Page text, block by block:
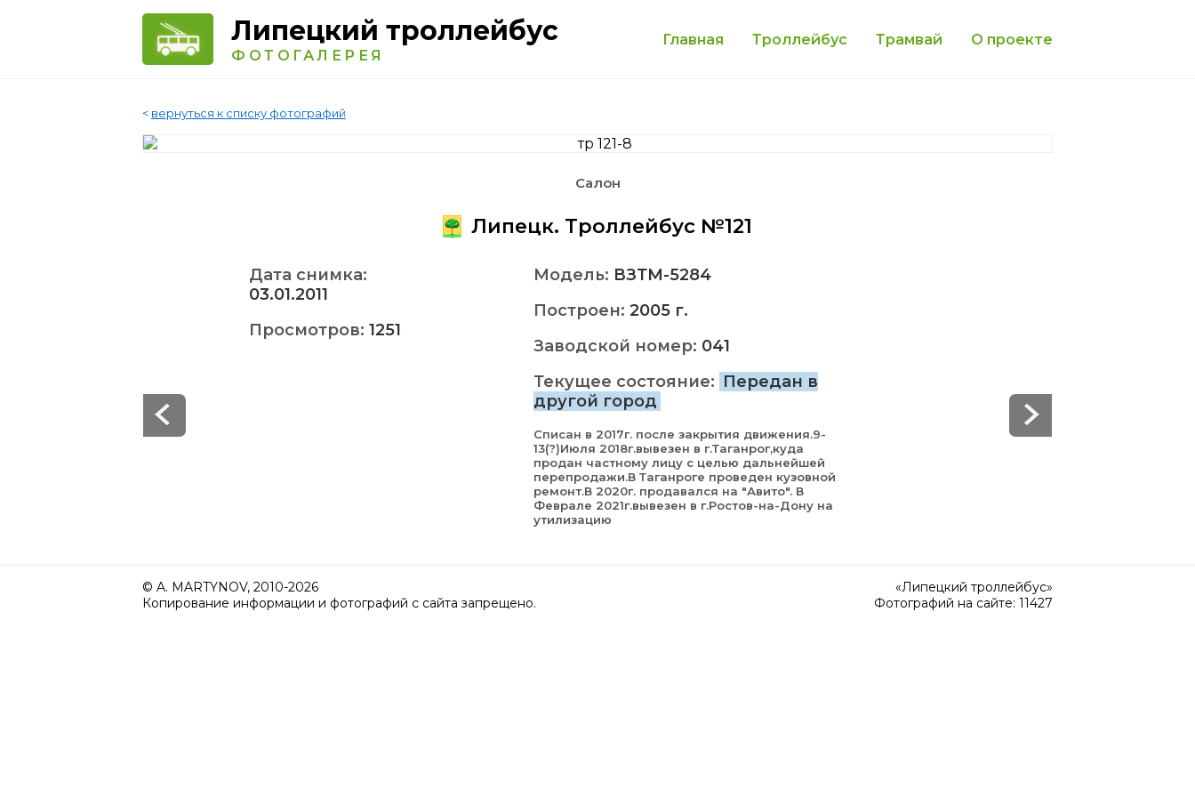
Липецкий троллейбус
ФОТОГАЛЕРЕЯ
Главная Троллейбус Трамвай О проекте
< вернуться к списку фотографий
Салон
Липецк. Троллейбус №121
Дата снимка:
03.01.2011
Просмотров: 1251
Модель: ВЗТМ-5284
Построен: 2005 г.
Заводской номер: 041
Текущее состояние: Передан в
другой город
Списан в 2017г. после закрытия движения.9-
13(?)Июля 2018г.вывезен в г.Таганрог,куда
продан частному лицу с целью дальнейшей
перепродажи.В Таганроге проведен кузовной
ремонт.В 2020г. продавался на "Авито". В
Феврале 2021г.вывезен в г.Ростов-на-Дону на
утилизацию
© A. MARTYNOV, 2010-2026
Копирование информации и фотографий с сайта запрещено.
«Липецкий троллейбус»
Фотографий на сайте: 11427